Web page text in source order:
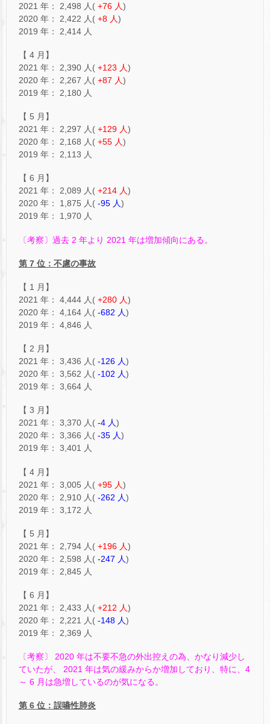
2021 年： 2,498 人( +76 人)
2020 年： 2,422 人( +8 人)
2019 年： 2,414 人
【 4 月】
2021 年： 2,390 人( +123 人)
2020 年： 2,267 人( +87 人)
2019 年： 2,180 人
【 5 月】
2021 年： 2,297 人( +129 人)
2020 年： 2,168 人( +55 人)
2019 年： 2,113 人
【 6 月】
2021 年： 2,089 人( +214 人)
2020 年： 1,875 人( -95 人)
2019 年： 1,970 人
〔考察〕過去 2 年より 2021 年は増加傾向にある。
第 7 位：不慮の事故
【 1 月】
2021 年： 4,444 人( +280 人)
2020 年： 4,164 人( -682 人)
2019 年： 4,846 人
【 2 月】
2021 年： 3,436 人( -126 人)
2020 年： 3,562 人( -102 人)
2019 年： 3,664 人
【 3 月】
2021 年： 3,370 人( -4 人)
2020 年： 3,366 人( -35 人)
2019 年： 3,401 人
【 4 月】
2021 年： 3,005 人( +95 人)
2020 年： 2,910 人( -262 人)
2019 年： 3,172 人
【 5 月】
2021 年： 2,794 人( +196 人)
2020 年： 2,598 人( -247 人)
2019 年： 2,845 人
【 6 月】
2021 年： 2,433 人( +212 人)
2020 年： 2,221 人( -148 人)
2019 年： 2,369 人
〔考察〕 2020 年は不要不急の外出控えの為、かなり減少し
ていたが、 2021 年は気の緩みからか増加しており、特に、4
～ 6 月は急増しているのが気になる。
第 6 位：誤嚥性肺炎